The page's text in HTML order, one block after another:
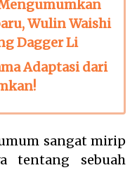
Wulin Waishi
Dagger Li
Adaptasi dari
sangat mirip
tentang sebuah